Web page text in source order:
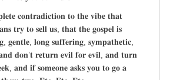
𝐜𝐨𝐧𝐭𝐫𝐚𝐝𝐢𝐜𝐭𝐢𝐨𝐧 𝐭𝐨 𝐭𝐡𝐞 𝐯𝐢𝐛𝐞 𝐭𝐡𝐚𝐭
𝐭𝐫𝐲 𝐭𝐨 𝐬𝐞𝐥𝐥 𝐮𝐬, 𝐭𝐡𝐚𝐭 𝐭𝐡𝐞 𝐠𝐨𝐬𝐩𝐞𝐥 𝐢𝐬
𝐠𝐞𝐧𝐭𝐥𝐞, 𝐥𝐨𝐧𝐠 𝐬𝐮𝐟𝐟𝐞𝐫𝐢𝐧𝐠, 𝐬𝐲𝐦𝐩𝐚𝐭𝐡𝐞𝐭𝐢𝐜,
𝐝𝐨𝐧’𝐭 𝐫𝐞𝐭𝐮𝐫𝐧 𝐞𝐯𝐢𝐥 𝐟𝐨𝐫 𝐞𝐯𝐢𝐥, 𝐚𝐧𝐝 𝐭𝐮𝐫𝐧
𝐚𝐧𝐝 𝐢𝐟 𝐬𝐨𝐦𝐞𝐨𝐧𝐞 𝐚𝐬𝐤𝐬 𝐲𝐨𝐮 𝐭𝐨 𝐠𝐨 𝐚